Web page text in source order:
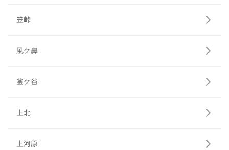
笠峠
風ケ鼻
釜ケ谷
上北
上河原